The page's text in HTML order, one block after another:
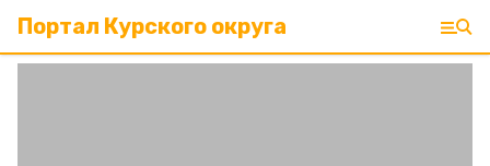
Портал Курского округа